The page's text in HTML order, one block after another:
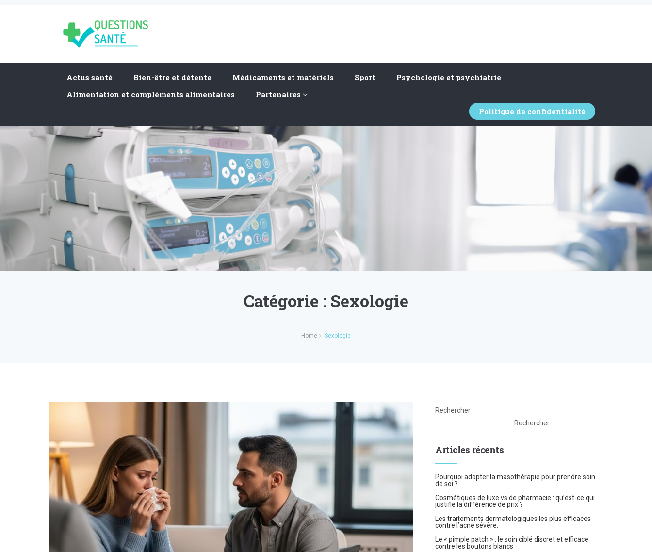
Actus santé Bien-être et détente Médicaments et matériels Sport
Psychologie et psychiatrie
Alimentation et compléments alimentaires
Partenaires
Politique de confidentialité
Catégorie : Sexologie
Home Sexologie
Rechercher
Rechercher
Articles récents
Pourquoi adopter la masothérapie pour prendre soin
de soi ?
Cosmétiques de luxe vs de pharmacie : qu’est-ce qui
justifie la différence de prix ?
Les traitements dermatologiques les plus efficaces
contre l’acné sévère.
Le « pimple patch » : le soin ciblé discret et efficace
contre les boutons blancs